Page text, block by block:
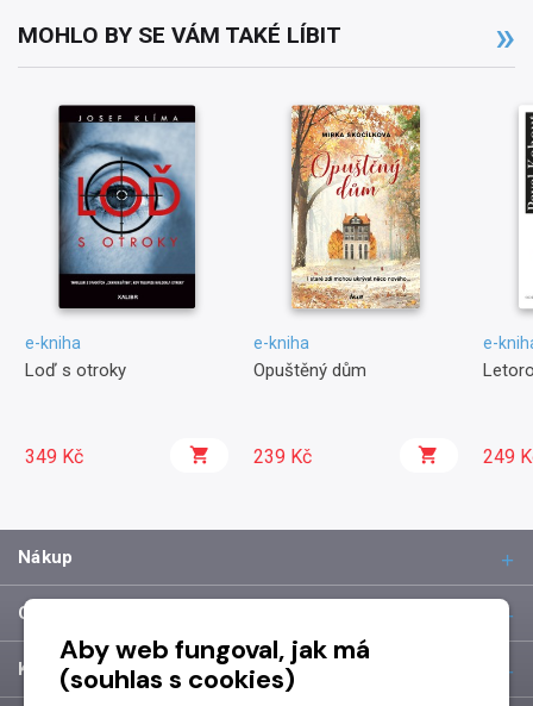
MOHLO BY SE VÁM TAKÉ LÍBIT
e-kniha
Loď s otroky
349 Kč
e-kniha
Opuštěný dům
239 Kč
e-
249
Nákup
O společnosti
Kontakt
Aby web fungoval, jak má
(souhlas s cookies)